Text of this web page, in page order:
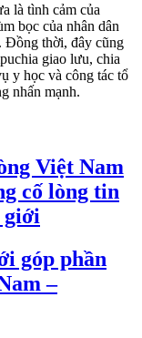
là tình cảm của
bọc của nhân dân
Đồng thời, đây cũng
giao lưu, chia
y học và công tác tổ
nhấn mạnh.
Việt Nam
cố lòng tin
giới
góp phần
–